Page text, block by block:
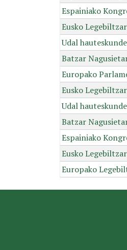
Espainiako
Eusko
Udal
Batzar
Europako
Eusko
Udal
Batzar
Espainiako
Eusko
Europako